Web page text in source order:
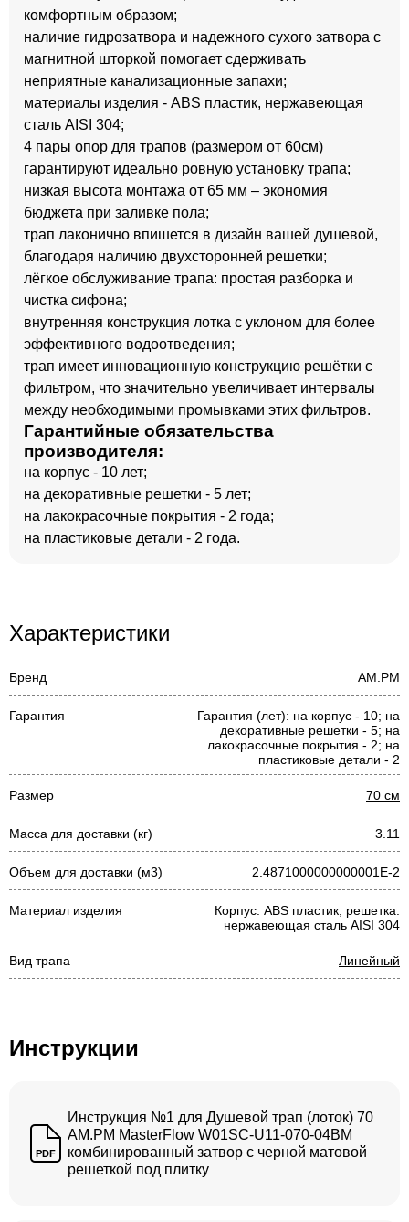
комфортным образом;
наличие гидрозатвора и надежного сухого затвора с
магнитной шторкой помогает сдерживать
неприятные канализационные запахи;
материалы изделия - ABS пластик, нержавеющая
сталь AISI 304;
4 пары опор для трапов (размером от 60см)
гарантируют идеально ровную установку трапа;
низкая высота монтажа от 65 мм – экономия
бюджета при заливке пола;
трап лаконично впишется в дизайн вашей душевой,
благодаря наличию двухсторонней решетки;
лёгкое обслуживание трапа: простая разборка и
чистка сифона;
внутренняя конструкция лотка с уклоном для более
эффективного водоотведения;
трап имеет инновационную конструкцию решётки с
фильтром, что значительно увеличивает интервалы
между необходимыми промывками этих фильтров.
Гарантийные обязательства
производителя:
на корпус - 10 лет;
на декоративные решетки - 5 лет;
на лакокрасочные покрытия - 2 года;
на пластиковые детали - 2 года.
Характеристики
Бренд AM.PM
Гарантия
Гарантия (лет): на корпус - 10; на
декоративные решетки - 5; на
лакокрасочные покрытия - 2; на
пластиковые детали - 2
Размер 70 см
Масса для доставки (кг) 3.11
Объем для доставки (м3) 2.4871000000000001E-2
Материал изделия
Корпус: ABS пластик; решетка:
нержавеющая сталь AISI 304
Вид трапа Линейный
Инструкции
PDF
Инструкция №1 для Душевой трап (лоток) 70
AM.PM MasterFlow W01SC-U11-070-04BM
комбинированный затвор с черной матовой
решеткой под плитку